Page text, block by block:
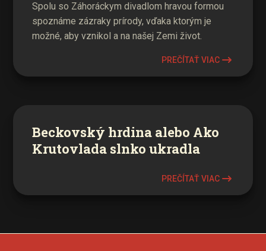
Spolu so Záhoráckym divadlom hravou formou
spoznáme zázraky prírody, vďaka ktorým je
možné, aby vznikol a na našej Zemi život.
PREČÍTAŤ VIAC
Beckovský hrdina alebo Ako
Krutovlada slnko ukradla
PREČÍTAŤ VIAC